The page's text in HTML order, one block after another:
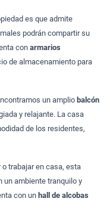
es que admite
podrán compartir su
con armarios
de almacenamiento para
un amplio balcón
y relajante. La casa
de los residentes,
trabajar en casa, esta
un ambiente tranquilo y
con un hall de alcobas